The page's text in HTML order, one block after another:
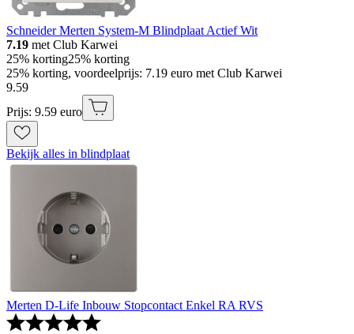
Schneider Merten System-M Blindplaat Actief Wit
7.19 met Club Karwei
25% korting25% korting
25% korting, voordeelprijs: 7.19 euro met Club Karwei
9.59
Prijs: 9.59 euro
Bekijk alles in blindplaat
Merten D-Life Inbouw Stopcontact Enkel RA RVS